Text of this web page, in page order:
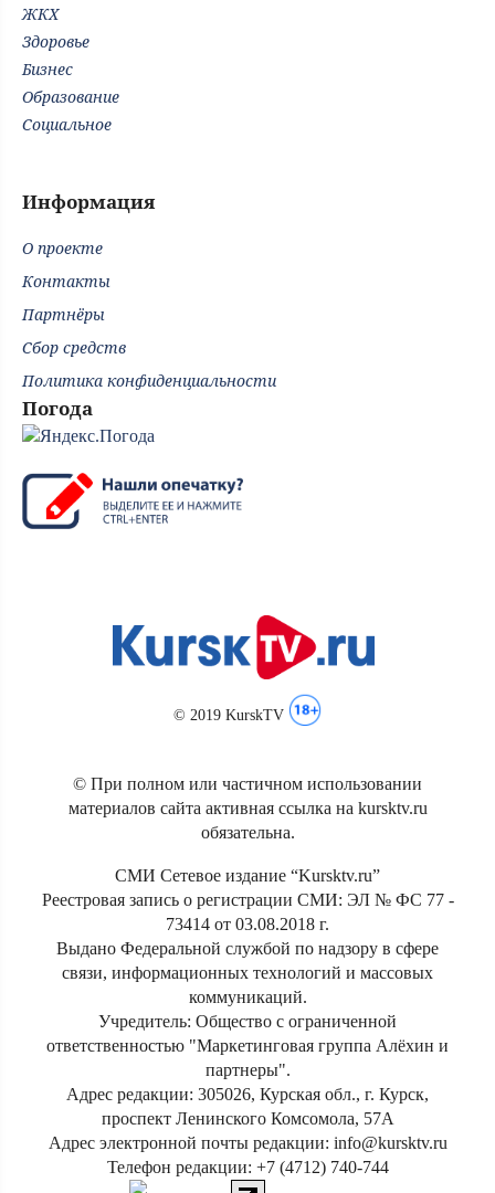
ЖКХ
Здоровье
Бизнес
Образование
Социальное
Информация
О проекте
Контакты
Партнёры
Сбор средств
Политика конфиденциальности
Погода
© 2019 KurskTV
© При полном или частичном использовании
материалов сайта активная ссылка на kursktv.ru
обязательна.
СМИ Сетевое издание “Kursktv.ru”
Реестровая запись о регистрации СМИ: ЭЛ № ФС 77 -
73414 от 03.08.2018 г.
Выдано Федеральной службой по надзору в сфере
связи, информационных технологий и массовых
коммуникаций.
Учредитель: Общество с ограниченной
ответственностью "Маркетинговая группа Алёхин и
партнеры".
Адрес редакции: 305026, Курская обл., г. Курск,
проспект Ленинского Комсомола, 57А
Адрес электронной почты редакции: info@kursktv.ru
Телефон редакции: +7 (4712) 740-744